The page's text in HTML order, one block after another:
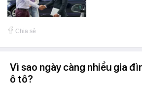
Chia sẻ
Vì sao ngày càng nhiều gia
ô tô?